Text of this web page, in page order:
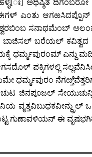
ಅಧಿಷ್ಠಿತ
ಆಗಱಸಿದಪ್ಪೊನ್ ಎನ್ದು
ಸನಾಥಮೆಂಬ್
ಬರೆಯಲ್ ಕವಿತ್ವದ
ಧರ್ಮ್ಮವುರಂಮ್
ಪಕ್ಕಿಗಳಲ್ಲಿ
ಧರ್ಮ್ಮವುರಂ
ಜಿನಪೂಜಲ್
ಗುಣಾವಳಿಯನ್ ಈ